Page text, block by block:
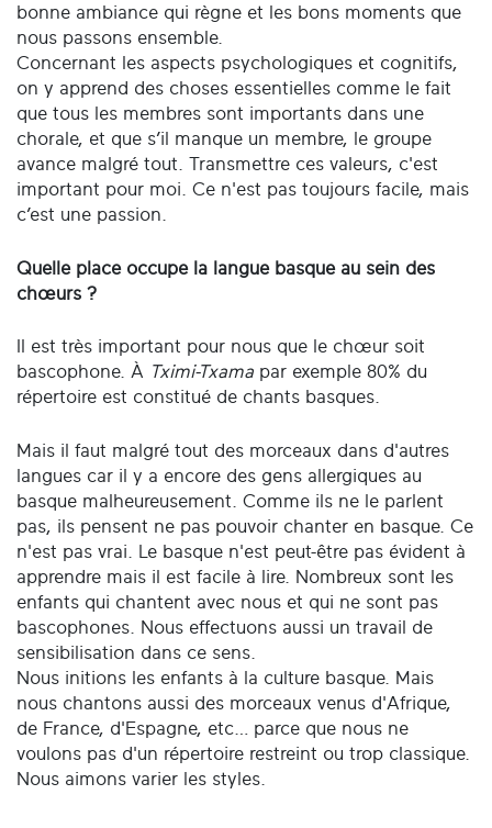
bonne ambiance qui règne et les bons moments que
nous passons ensemble.
Concernant les aspects psychologiques et cognitifs,
on y apprend des choses essentielles comme le fait
que tous les membres sont importants dans une
chorale, et que s’il manque un membre, le groupe
avance malgré tout. Transmettre ces valeurs, c'est
important pour moi. Ce n'est pas toujours facile, mais
c’est une passion.
Quelle place occupe la langue basque au sein des
chœurs ?
Il est très important pour nous que le chœur soit
bascophone. À Tximi-Txama par exemple 80% du
répertoire est constitué de chants basques.
Mais il faut malgré tout des morceaux dans d'autres
langues car il y a encore des gens allergiques au
basque malheureusement. Comme ils ne le parlent
pas, ils pensent ne pas pouvoir chanter en basque. Ce
n'est pas vrai. Le basque n'est peut-être pas évident à
apprendre mais il est facile à lire. Nombreux sont les
enfants qui chantent avec nous et qui ne sont pas
bascophones. Nous effectuons aussi un travail de
sensibilisation dans ce sens.
Nous initions les enfants à la culture basque. Mais
nous chantons aussi des morceaux venus d'Afrique,
de France, d'Espagne, etc… parce que nous ne
voulons pas d'un répertoire restreint ou trop classique.
Nous aimons varier les styles.